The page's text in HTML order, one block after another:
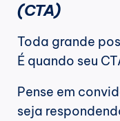
(CTA)
Toda grande
É quando seu
Pense em
seja